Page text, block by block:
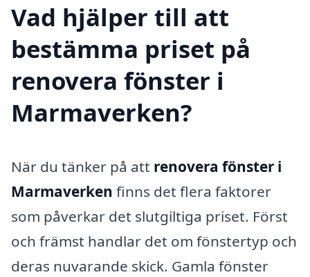
Vad hjälper till att
bestämma priset på
renovera fönster i
Marmaverken?
När du tänker på att renovera fönster i
Marmaverken finns det flera faktorer
som påverkar det slutgiltiga priset. Först
och främst handlar det om fönstertyp och
deras nuvarande skick. Gamla fönster